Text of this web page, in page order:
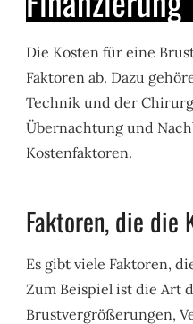
Die Kosten für eine
Faktoren ab. Dazu
Technik und der
Übernachtung und
Kostenfaktoren.
Faktoren, die die
Es gibt viele Faktoren,
Zum Beispiel ist die Art
Brustvergrößerungen,